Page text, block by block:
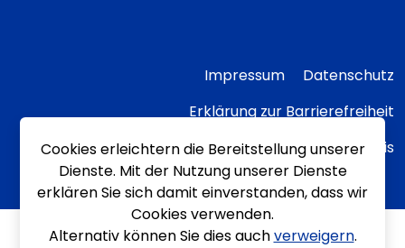
Impressum
Datenschutz
Erklärung zur Barrierefreiheit
Transparenzhinweis
Cookies erleichtern die Bereitstellung unserer
Dienste. Mit der Nutzung unserer Dienste
erklären Sie sich damit einverstanden, dass wir
Cookies verwenden.
Alternativ können Sie dies auchverweigern.